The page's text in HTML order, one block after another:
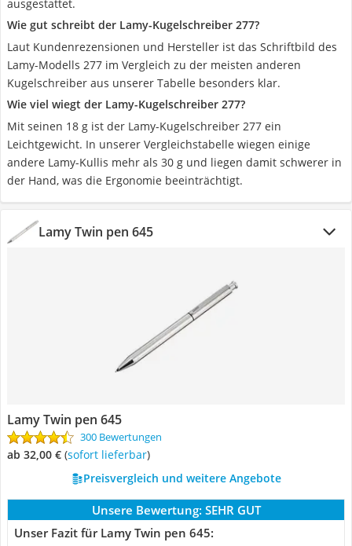
ausgestattet.
Wie gut schreibt der Lamy-Kugelschreiber 277?
Laut Kundenrezensionen und Hersteller ist das Schriftbild des
Lamy-Modells 277 im Vergleich zu der meisten anderen
Kugelschreiber aus unserer Tabelle besonders klar.
Wie viel wiegt der Lamy-Kugelschreiber 277?
Mit seinen 18 g ist der Lamy-Kugelschreiber 277 ein
Leichtgewicht. In unserer Vergleichstabelle wiegen einige
andere Lamy-Kullis mehr als 30 g und liegen damit schwerer in
der Hand, was die Ergonomie beeinträchtigt.
Lamy Twin pen 645
Lamy Twin pen 645
300 Bewertungen
ab 32,00 € ( Sofort lieferbar)
Preisvergleich und weitere Angebote
Unsere Bewertung: SEHR GUT
Unser Fazit für Lamy Twin pen 645: